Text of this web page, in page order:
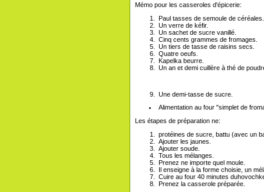
Mémo pour les casseroles d'épicerie:
Paul tasses de semoule de céréales.
Un verre de kéfir.
Un sachet de sucre vanillé.
Cinq cents grammes de fromages.
Un tiers de tasse de raisins secs.
Quatre oeufs.
Kapelka beurre.
Un an et demi cuillère à thé de
Une demi-tasse de sucre.
Alimentation au four "simplet de
Les étapes de préparation ne:
protéines de sucre, battu (avec un
Ajouter les jaunes.
Ajouter soude.
Tous les mélanges.
Prenez ne importe quel moule.
Il enseigne à la forme choisie, un
Cuire au four 40 minutes
Prenez la casserole préparée.